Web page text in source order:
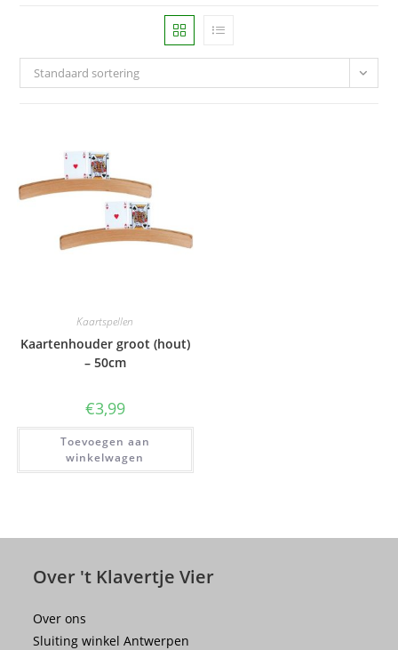
Standaard sortering
Kaartspellen
Kaartenhouder groot (hout)
– 50cm
€3,99
Toevoegen aan
winkelwagen
Over 't Klavertje Vier
Over ons
Sluiting winkel Antwerpen